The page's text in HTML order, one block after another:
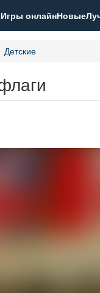
Игры онлайнНовые
Детские